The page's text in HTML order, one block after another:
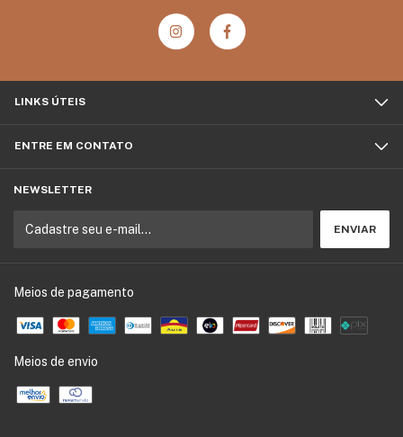
LINKS ÚTEIS
ENTRE EM CONTATO
NEWSLETTER
Meios de pagamento
Meios de envio